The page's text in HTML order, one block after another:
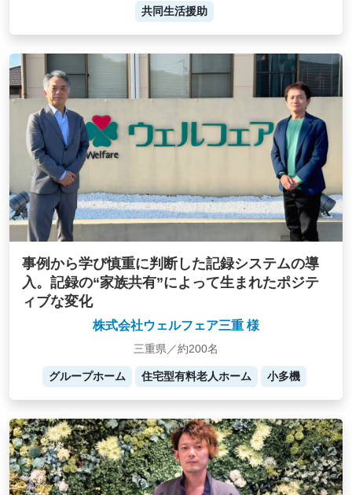
共同生活援助
事例から学び慎重に判断した記録システムの導
入。記録の“家族共有”によって生まれたポジテ
ィブな変化
株式会社ウェルフェア三重 様
三重県／約200名
グループホーム 住宅型有料老人ホーム 小多機